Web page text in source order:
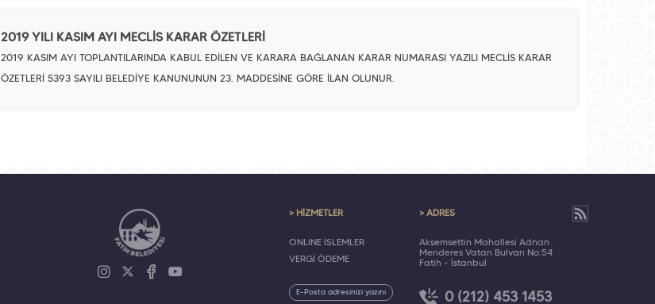
2019 YILI KASIM AYI MECLİS KARAR ÖZETLERİ
2019 KASIM AYI TOPLANTILARINDA KABUL EDİLEN VE KARARA BAĞLANAN KARAR NUMARASI YAZILI MECLİS KARAR
ÖZETLERİ 5393 SAYILI BELEDİYE KANUNUNUN 23. MADDESİNE GÖRE İLAN OLUNUR.
> HİZMETLER
ONLINE İŞLEMLER
VERGİ ÖDEME
> ADRES
Akşemsettin Mahallesi Adnan
Menderes Vatan Bulvarı No:54
Fatih - İstanbul
0 (212) 453 1453